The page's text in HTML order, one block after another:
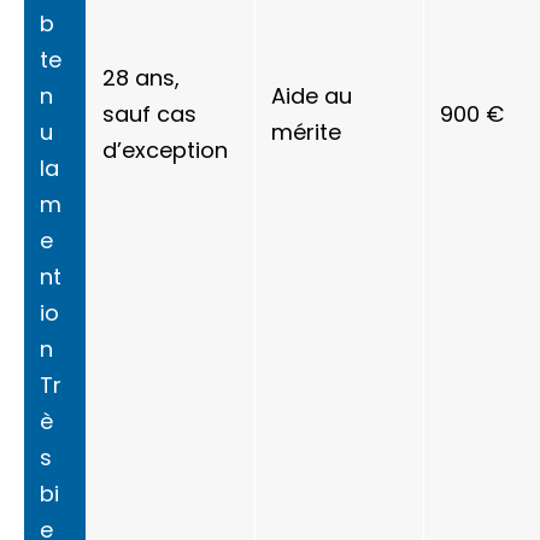
b
te
n
u
la
m
e
nt
io
n
Tr
è
s
bi
e
28 ans,
sauf cas
d’exception
Aide au
mérite
900 €